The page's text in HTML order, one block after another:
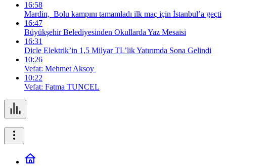
16:58
Mardin, Bolu kampını tamamladı ilk maç için İstanbul’a geçti
16:47
Büyükşehir Belediyesinden Okullarda Yaz Mesaisi
16:31
Dicle Elektrik’in 1,5 Milyar TL’lik Yatırımda Sona Gelindi
10:26
Vefat: Mehmet Aksoy
10:22
Vefat: Fatma TUNCEL